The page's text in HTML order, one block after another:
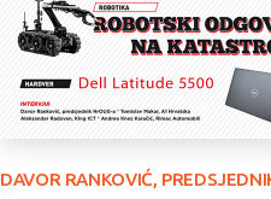
DAVOR RANKOVIĆ,